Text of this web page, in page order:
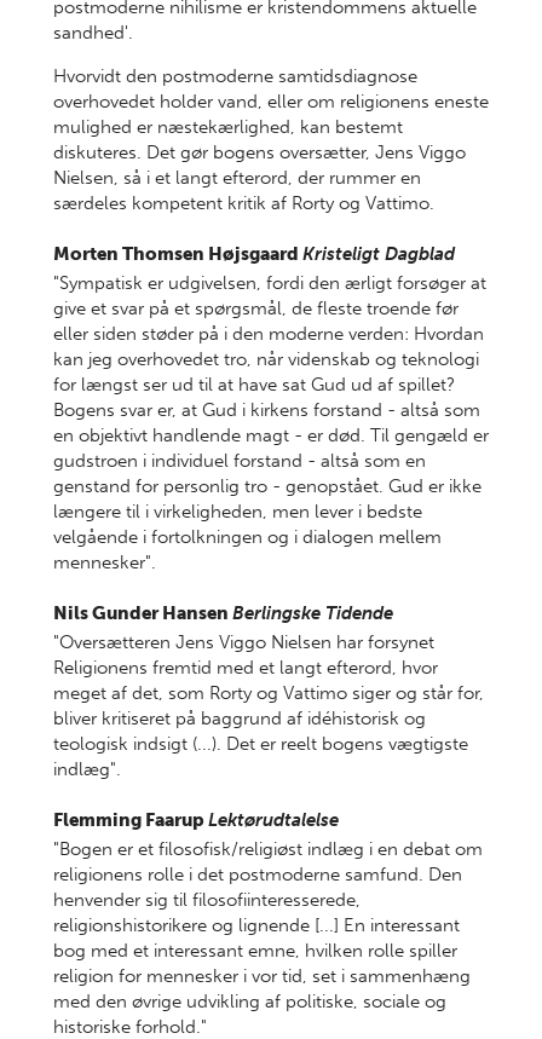
postmoderne nihilisme er kristendommens aktuelle
sandhed'.
Hvorvidt den postmoderne samtidsdiagnose
overhovedet holder vand, eller om religionens eneste
mulighed er næstekærlighed, kan bestemt
diskuteres. Det gør bogens oversætter, Jens Viggo
Nielsen, så i et langt efterord, der rummer en
særdeles kompetent kritik af Rorty og Vattimo.
Morten Thomsen Højsgaard Kristeligt Dagblad
"Sympatisk er udgivelsen, fordi den ærligt forsøger at
give et svar på et spørgsmål, de fleste troende før
eller siden støder på i den moderne verden: Hvordan
kan jeg overhovedet tro, når videnskab og teknologi
for længst ser ud til at have sat Gud ud af spillet?
Bogens svar er, at Gud i kirkens forstand - altså som
en objektivt handlende magt - er død. Til gengæld er
gudstroen i individuel forstand - altså som en
genstand for personlig tro - genopstået. Gud er ikke
længere til i virkeligheden, men lever i bedste
velgående i fortolkningen og i dialogen mellem
mennesker".
Nils Gunder Hansen Berlingske Tidende
"Oversætteren Jens Viggo Nielsen har forsynet
Religionens fremtid med et langt efterord, hvor
meget af det, som Rorty og Vattimo siger og står for,
bliver kritiseret på baggrund af idéhistorisk og
teologisk indsigt (...). Det er reelt bogens vægtigste
indlæg".
Flemming Faarup Lektørudtalelse
"Bogen er et filosofisk/religiøst indlæg i en debat om
religionens rolle i det postmoderne samfund. Den
henvender sig til filosofiinteresserede,
religionshistorikere og lignende [...] En interessant
bog med et interessant emne, hvilken rolle spiller
religion for mennesker i vor tid, set i sammenhæng
med den øvrige udvikling af politiske, sociale og
historiske forhold."